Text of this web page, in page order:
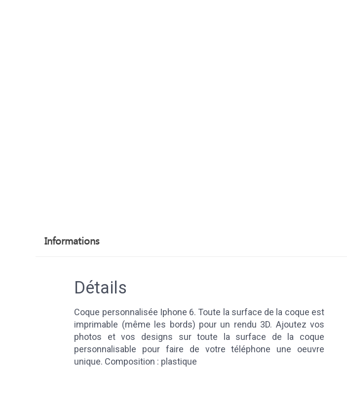
Informations
Détails
Coque personnalisée Iphone 6. Toute la surface de la coque est
imprimable (même les bords) pour un rendu 3D. Ajoutez vos
photos et vos designs sur toute la surface de la coque
personnalisable pour faire de votre téléphone une oeuvre
unique. Composition : plastique